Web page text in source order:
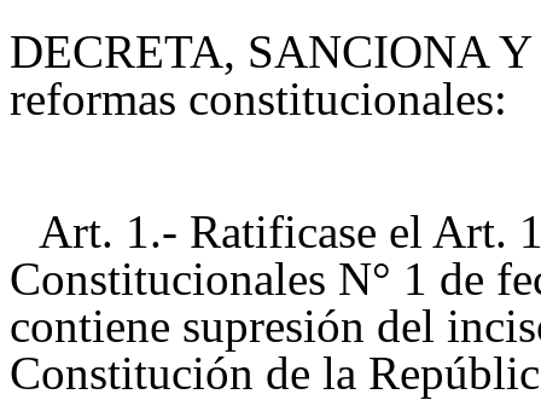
DECRETA, SANCIONA
reformas constitucionales:
Art. 1.- Ratificase el Art.
Constitucionales N° 1 de
contiene supresión del
Constitución de la